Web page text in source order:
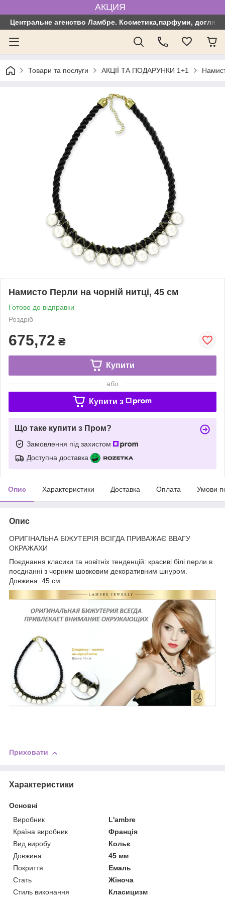
АКЦИЯ
Центральне агенство Ламбре. Косметика,парфуми, догляд
Товари та послуги АКЦІЇ ТА ПОДАРУНКИ 1+1
Намисто Перли на чорній нитці, 45 см
Готово до відправки
Роздріб
675,72 ₴
Купити
або
Купити з
Що таке купити з Пром?
Замовлення під захистом
Доступна доставка
Опис Характеристики Доставка Оплата Умови
Опис
ОРИГІНАЛЬНА БІЖУТЕРІЯ ВСІГДА ПРИВАЖАЄ ВВАГУ
ОКРАЖАХИ
Поєднання класики та новітніх тенденцій: красиві білі перли в
поєднанні з чорним шовковим декоративним шнуром.
Довжина: 45 cм
Приховати
Характеристики
Основні
Виробник
L'ambre
Країна виробник
Франція
Вид виробу
Кольє
Довжина
45 мм
Покриття
Емаль
Стать
Жіноча
Стиль виконання
Класицизм